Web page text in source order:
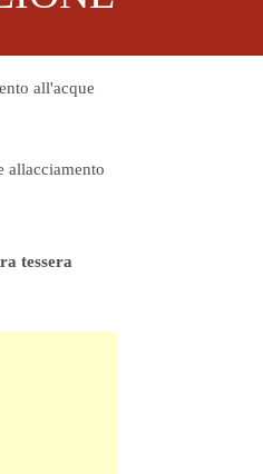
all'acque
allacciamento
tessera